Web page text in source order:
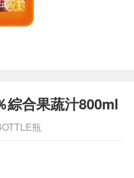
綜合果蔬汁800ml
瓶